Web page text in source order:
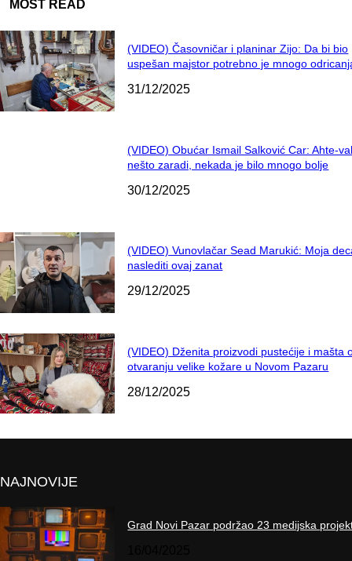
MOST READ
(VIDEO) Časovničar i planinar Zijo: Da bi bio
uspešan majstor potrebno je mnogo
31/12/2025
(VIDEO) Obućar Ismail Salković Car: Ahte-
nešto zaradi, nekada je bilo mnogo bolje
30/12/2025
(VIDEO) Vunovlačar Sead Marukić: Moja
naslediti ovaj zanat
29/12/2025
(VIDEO) Dženita proizvodi pustećije i mašta
otvaranju velike kožare u Novom Pazaru
28/12/2025
NAJNOVIJE
Grad Novi Pazar podržao 23 medijska